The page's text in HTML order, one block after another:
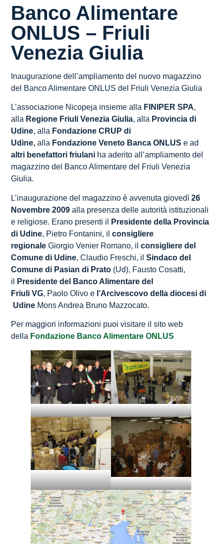
Banco Alimentare
ONLUS – Friuli
Venezia Giulia
Inaugurazione dell’ampliamento del nuovo magazzino
del Banco Alimentare ONLUS del Friuli Venezia Giulia
L’associazione Nicopeja insieme alla FINIPER SPA,
alla Regione Friuli Venezia Giulia, alla Provincia di
Udine, alla Fondazione CRUP di
Udine,alla Fondazione Veneto Banca ONLUSe ad
altri benefattori friulani ha aderito all’ampliamento del
magazzino del Banco Alimentare del Friuli Venezia
Giulia.
L’inaugurazione del magazzino è avvenuta giovedì26
Novembre 2009 alla presenza delle autorità istituzionali
e religiose. Erano presenti il
Presidente della Provincia
di Udine, Pietro Fontanini, ilconsigliere
regionale Giorgio Venier Romano, ilconsigliere del
Comune di Udine, Claudio Freschi, ilSindaco del
Comune di Pasian di Prato (Ud), Fausto Cosatti,
il
Presidente del Banco Alimentare del
Friuli VG, Paolo Olivo e l’Arcivescovo della diocesi di
Udine Mons Andrea Bruno Mazzocato.
Per maggiori informazioni puoi visitare il sito web
della Fondazione Banco Alimentare ONLUS